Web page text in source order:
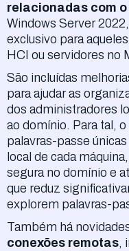
relacionadas com
Windows Server
exclusivo para
HCI ou servidores no
São incluídas
para ajudar as
dos administradores
ao domínio. Para tal,
palavras-passe
local de cada
segura no domínio e
que reduz
explorem palavras-
Também há
conexões remotas,